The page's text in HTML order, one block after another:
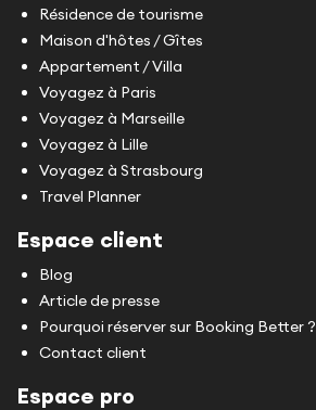
Résidence de tourisme
Maison d'hôtes / Gîtes
Appartement / Villa
Voyagez à Paris
Voyagez à Marseille
Voyagez à Lille
Voyagez à Strasbourg
Travel Planner
Espace client
Blog
Article de presse
Pourquoi réserver sur Booking Better ?
Contact client
Espace pro